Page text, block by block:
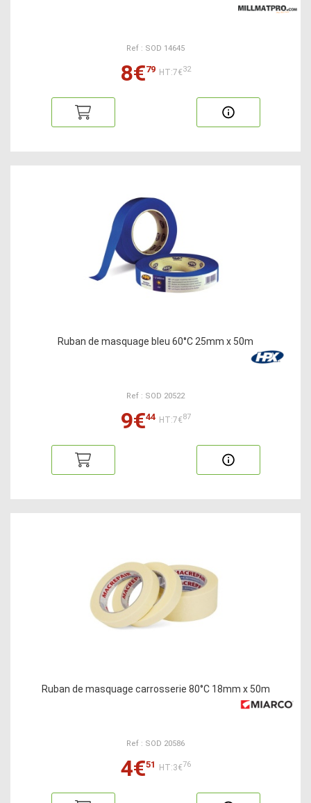
Ref : SOD 14645
8€79 HT:7€32
Ruban de masquage bleu 60°C 25mm x 50m
Ref : SOD 20522
9€44 HT:7€87
Ruban de masquage carrosserie 80°C 18mm x 50m
Ref : SOD 20586
4€51 HT:3€76